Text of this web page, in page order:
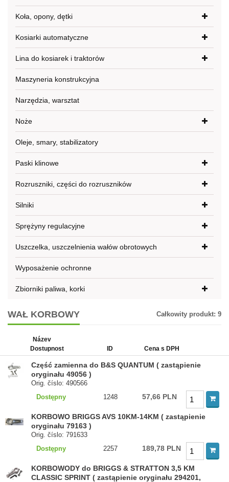
Koła, opony, dętki
Kosiarki automatyczne
Lina do kosiarek i traktorów
Maszyneria konstrukcyjna
Narzędzia, warsztat
Noże
Oleje, smary, stabilizatory
Paski klinowe
Rozruszniki, części do rozruszników
Silniki
Sprężyny regulacyjne
Uszczelka, uszczelnienia wałów obrotowych
Wyposażenie ochronne
Zbiorniki paliwa, korki
WAŁ KORBOWY Całkowity produkt: 9
Název
Dostupnost
ID Cena s DPH
Część zamienna do B&S QUANTUM ( zastąpienie
oryginału 49056 )
Orig. číslo: 490566
Dostępny
1248 57,66 PLN
KORBOWO BRIGGS AVS 10KM-14KM ( zastąpienie
oryginału 79163 )
Orig. číslo: 791633
Dostępny
2257 189,78 PLN
KORBOWODY do BRIGGS & STRATTON 3,5 KM
CLASSIC SPRINT ( zastąpienie oryginału 294201,